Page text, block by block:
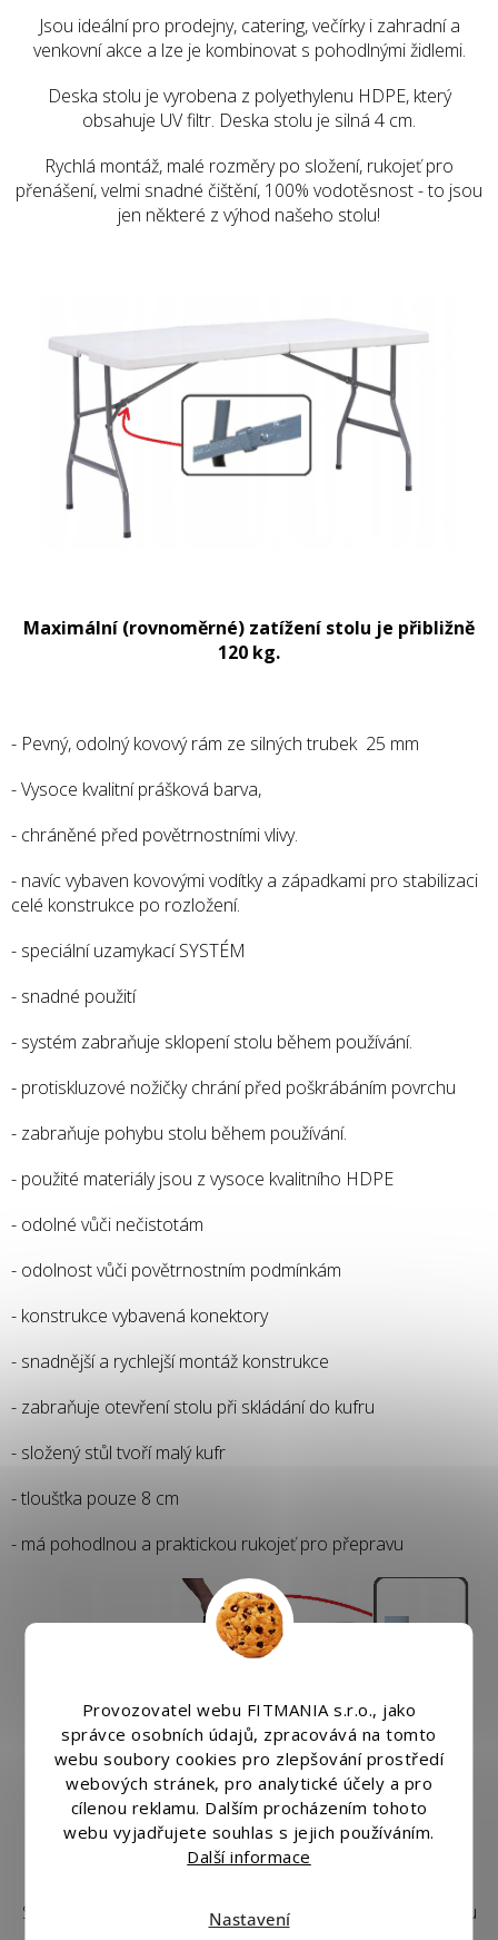
Provozovatel webu FITMANIA s.r.o., jako
správce osobních údajů, zpracovává na tomto
webu soubory cookies pro zlepšování prostředí
webových stránek, pro analytické účely a pro
cílenou reklamu. Dalším procházením tohoto
webu vyjadřujete souhlas s jejich používáním.
Další informace
Nastavení
Jsou ideální pro prodejny, catering, večírky i zahradní a
venkovní akce a lze je kombinovat s pohodlnými židlemi.
Deska stolu je vyrobena z polyethylenu HDPE, který
obsahuje UV filtr. Deska stolu je silná 4 cm.
Rychlá montáž, malé rozměry po složení, rukojeť pro
přenášení, velmi snadné čištění, 100% vodotěsnost - to jsou
jen některé z výhod našeho stolu!
Maximální (rovnoměrné) zatížení stolu je přibližně
120 kg.
- Pevný, odolný kovový rám ze silných trubek 25 mm
- Vysoce kvalitní prášková barva,
- chráněné před povětrnostními vlivy.
- navíc vybaven kovovými vodítky a západkami pro stabilizaci
celé konstrukce po rozložení.
- speciální uzamykací SYSTÉM
- snadné použití
- systém zabraňuje sklopení stolu během používání.
- protiskluzové nožičky chrání před poškrábáním povrchu
- zabraňuje pohybu stolu během používání.
- použité materiály jsou z vysoce kvalitního HDPE
- odolné vůči nečistotám
- odolnost vůči povětrnostním podmínkám
- konstrukce vybavená konektory
- snadnější a rychlejší montáž konstrukce
- zabraňuje otevření stolu při skládání do kufru
- složený stůl tvoří malý kufr
- tloušťka pouze 8 cm
- má pohodlnou a praktickou rukojeť pro přepravu
Přeprava a skladování:
Speciální a praktické přepravní madlo v kombinaci s nízkou